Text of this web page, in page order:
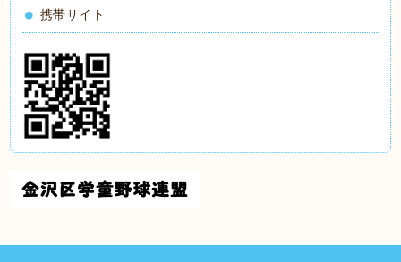
携帯サイト